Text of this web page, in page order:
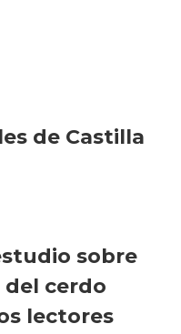
de Castilla
sobre
del cerdo
lectores
Bodega Museo